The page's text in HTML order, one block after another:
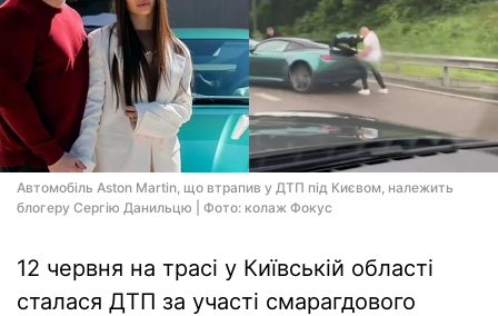
Автомобіль Aston Martin, що втрапив у ДТП під Києвом, належить
блогеру Сергію Данильцю | Фото: колаж Фокус
12 червня на трасі у Київській області
сталася ДТП за участі смарагдового